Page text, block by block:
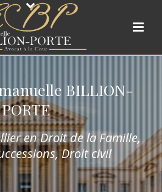
BILLION-
PORTE
en Droit de la Famille,
Droit civil